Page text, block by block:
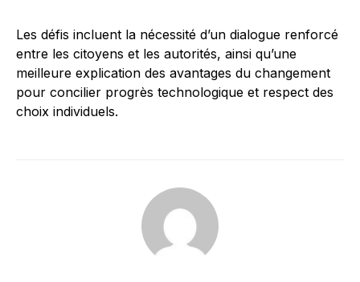
Les défis incluent la nécessité d’un dialogue renforcé
entre les citoyens et les autorités, ainsi qu’une
meilleure explication des avantages du changement
pour concilier progrès technologique et respect des
choix individuels.